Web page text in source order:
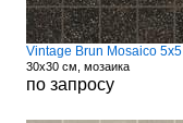
Vintage Brun Mosaico 5x5
30x30 см, мозаика
по запросу